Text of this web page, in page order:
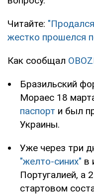
Читайте:
жестко прошелся
Как сообщал
Бразильский
Мораес 18
паспорт и был
Украины.
Уже через три
"желто-синих" в
Португалией, а
стартовом